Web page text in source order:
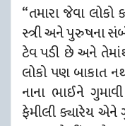
“તમારા જેવા
સ્ત્રી અને પુરુષના
ટેવ પડી છે અને
લોકો પણ બાકાત
નાના ભાઈને
ફેમીલી ક્યારેય એને